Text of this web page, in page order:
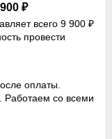
₽
всего 9 900 ₽
провести
оплаты.
Работаем со всеми